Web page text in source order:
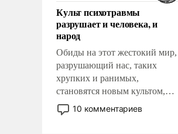
возможности.
Культ психотравмы
разрушает и человека, и
народ
Обиды на этот жестокий мир,
разрушающий нас, таких
хрупких и ранимых,
становятся новым культом,
постепенно вытесняя и
отменяя традиционное
10 комментариев